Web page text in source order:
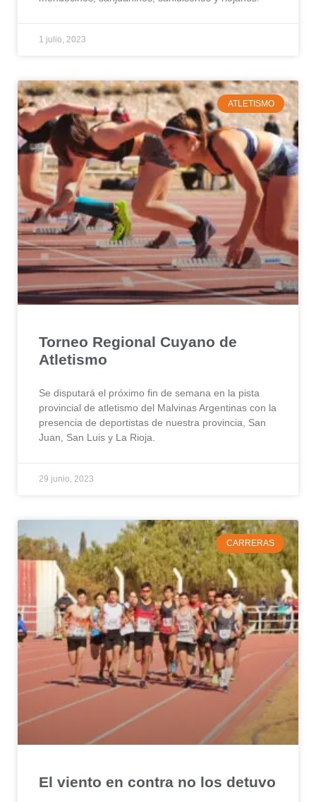
1 julio, 2023
ATLETISMO
Torneo Regional Cuyano de
Atletismo
Se disputará el próximo fin de semana en la pista
provincial de atletismo del Malvinas Argentinas con la
presencia de deportistas de nuestra provincia, San
Juan, San Luis y La Rioja.
29 junio, 2023
CARRERAS
El viento en contra no los detuvo